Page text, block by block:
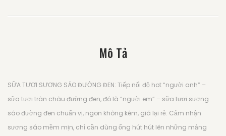
Mô Tả
SỮA TƯƠI SƯƠNG SÁO ĐƯỜNG ĐEN: Tiếp nối độ hot “người anh” –
sữa tươi trân châu đường đen, đó là “người em” – sữa tươi sương
sáo đường đen chuẩn vị, ngon không kém, giá lại rẻ. Cảm nhận
sương sáo mềm mịn, chỉ cần dùng ống hút hút lên những mảng